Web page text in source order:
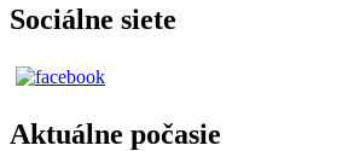
Sociálne siete
Aktuálne počasie